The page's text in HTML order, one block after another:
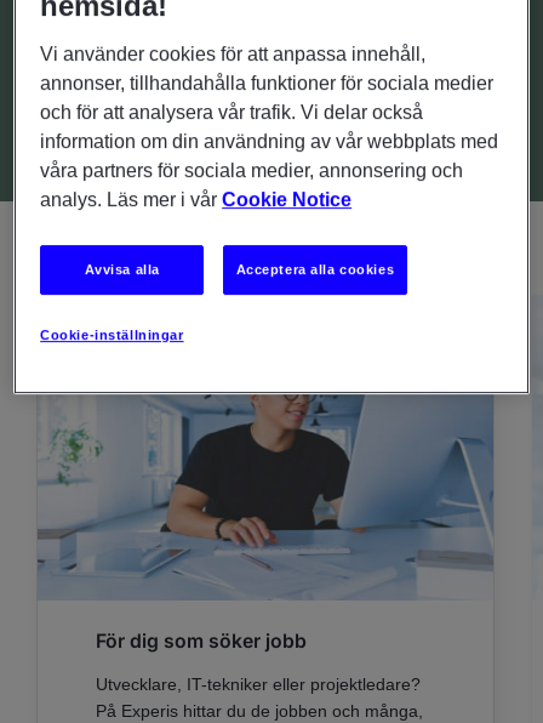
VÄGBESKRIVNING
För dig som söker jobb
Utvecklare, IT-tekniker eller projektledare?
På Experis hittar du de jobben och många,
Vi använder cookies för att anpassa innehåll,
annonser, tillhandahålla funktioner för sociala medier
och för att analysera vår trafik. Vi delar också
information om din användning av vår webbplats med
våra partners för sociala medier, annonsering och
analys. Läs mer i vårCookie Notice
Cookie-inställningar
Avvisa alla Acceptera alla cookies